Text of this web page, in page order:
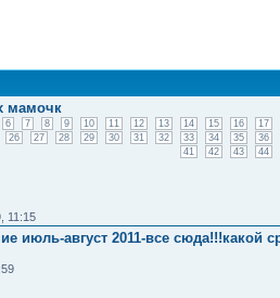
мамочк
6 7 8 9 10 11 12 13 14 15 16
17
26 27 28 29 30 31 32 33 34 35
36
41
42 43 44
11:15
июль-август 2011-все сюда!!!какой